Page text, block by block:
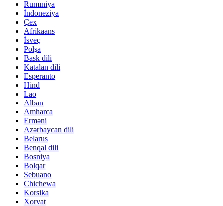
Rumıniya
İndoneziya
Çex
Afrikaans
İsveç
Polşa
Bask dili
Katalan dili
Esperanto
Hind
Lao
Alban
Amharca
Erməni
Azərbaycan dili
Belarus
Benqal dili
Bosniya
Bolqar
Sebuano
Chichewa
Korsika
Xorvat